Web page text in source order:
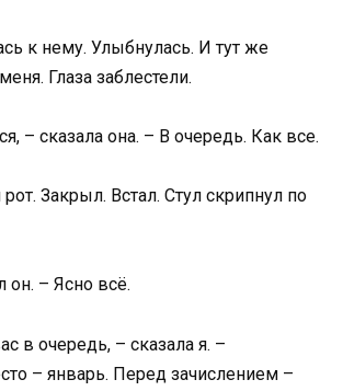
к нему. Улыбнулась. И тут же
Глаза заблестели.
– сказала она. – В очередь. Как все.
Закрыл. Встал. Стул скрипнул по
он. – Ясно всё.
в очередь, – сказала я. –
– январь. Перед зачислением –